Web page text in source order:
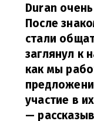
Duran
После
стали
заглянул к
как мы
участие в
—